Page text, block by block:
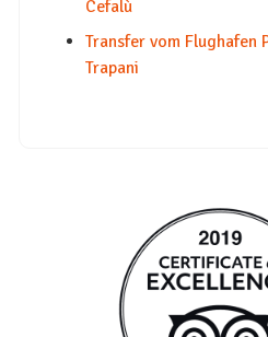
Cefalù
Transfer vom Flughafen
Trapani